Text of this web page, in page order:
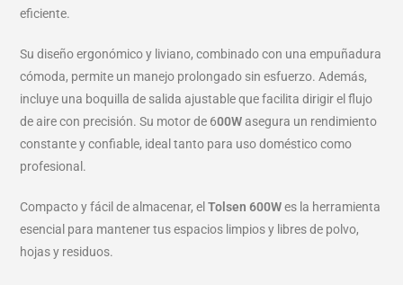
eficiente.
Su diseño ergonómico y liviano, combinado con una empuñadura
cómoda, permite un manejo prolongado sin esfuerzo. Además,
incluye una boquilla de salida ajustable que facilita dirigir el flujo
de aire con precisión. Su motor de 600Wasegura un rendimiento
constante y confiable, ideal tanto para uso doméstico como
profesional.
Compacto y fácil de almacenar, elTolsen 600Wes la herramienta
esencial para mantener tus espacios limpios y libres de polvo,
hojas y residuos.